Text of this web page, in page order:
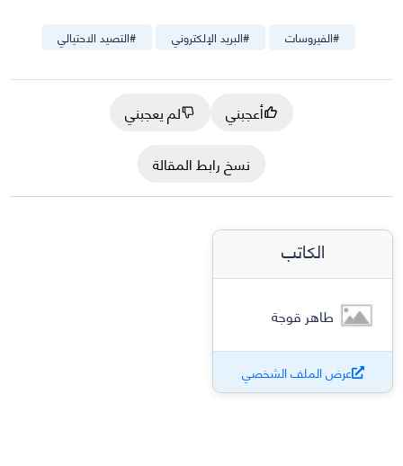
#التصيد الاحتيالي #البريد الإلكتروني #الفيروسات
أعجبني
لم يعجبني
نسخ رابط المقالة
الكاتب
طاهر قوجة
عرض الملف الشخصي